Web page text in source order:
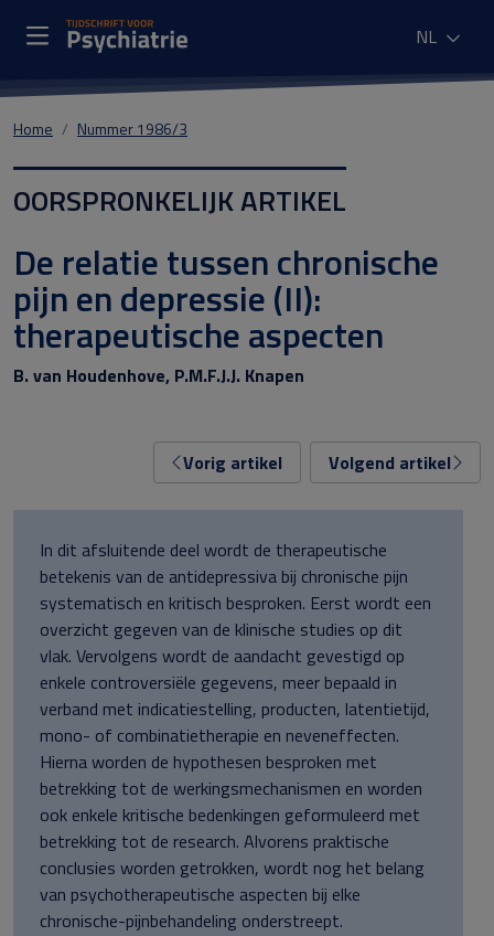
NL
Home Nummer 1986/3
OORSPRONKELIJK ARTIKEL
De relatie tussen chronische
pijn en depressie (II):
therapeutische aspecten
B. van Houdenhove, P.M.F.J.J. Knapen
Vorig artikel Volgend artikel
In dit afsluitende deel wordt de therapeutische
betekenis van de antidepressiva bij chronische pijn
systematisch en kritisch besproken. Eerst wordt een
overzicht gegeven van de klinische studies op dit
vlak. Vervolgens wordt de aandacht gevestigd op
enkele controversiële gegevens, meer bepaald in
verband met indicatiestelling, producten, latentietijd,
mono- of combinatietherapie en neveneffecten.
Hierna worden de hypothesen besproken met
betrekking tot de werkingsmechanismen en worden
ook enkele kritische bedenkingen geformuleerd met
betrekking tot de research. Alvorens praktische
conclusies worden getrokken, wordt nog het belang
van psychotherapeutische aspecten bij elke
chronische-pijnbehandeling onderstreept.